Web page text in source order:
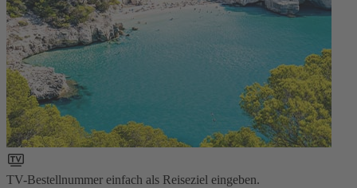
TV-Bestellnummer einfach als Reiseziel eingeben.